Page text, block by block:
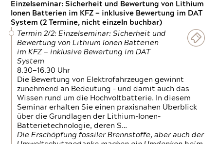
Einzelseminar: Sicherheit und Bewertung von Lithium
Ionen Batterien im KFZ — inklusive Bewertung im DAT
System (2 Termine, nicht einzeln buchbar)
Termin 2/2: Einzelseminar: Sicherheit und
Bewertung von Lithium Ionen Batterien
im KFZ — inklusive Bewertung im DAT
System
8.30—16.30 Uhr
Die Bewertung von Elektrofahrzeugen gewinnt
zunehmend an Bedeutung – und damit auch das
Wissen rund um die Hochvoltbatterie. In diesem
Seminar erhalten Sie einen praxisnahen Überblick
über die Grundlagen der Lithium-Ionen-
Batterietechnologie, deren S…
Die Erschöpfung fossiler Brennstoffe, aber auch der